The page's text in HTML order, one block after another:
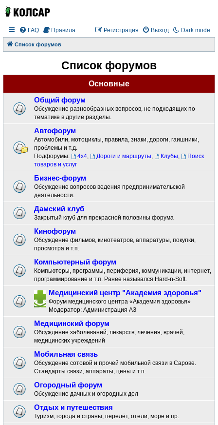
Dark mode
FAQ Правила Выход
Регистрация
Список форумов
Список форумов
Основные
Общий форум
Обсуждение разнообразных вопросов, не подходящих по
тематике в другие разделы.
Автофорум
Автомобили, мотоциклы, правила, знаки, дороги, гаишники,
проблемы и т.д.
Подфорумы:
4x4, Дороги и маршруты, Клубы,
Поиск
товаров и услуг
Бизнес-форум
Обсуждение вопросов ведения предпринимательской
деятельности.
Дамский клуб
Закрытый клуб для прекрасной половины форума
Кинофорум
Обсуждение фильмов, кинотеатров, аппаратуры, покупки,
просмотра и т.п.
Компьютерный форум
Компьютеры, программы, периферия, коммуникации, интернет,
программирование и т.п. Ранее назывался Hard-n-Soft.
Медицинский центр "Академия здоровья"
Форум медицинского центра «Академия здоровья»
Модератор: Администрация АЗ
Медицинский форум
Обсуждение заболеваний, лекарств, лечения, врачей,
медицинских учреждений
Мобильная связь
Обсуждение сотовой и прочей мобильной связи в Сарове.
Стандарты связи, аппараты, цены и т.п.
Огородный форум
Обсуждение дачных и огородных дел
Отдых и путешествия
Туризм, города и страны, перелёт, отели, море и пр.